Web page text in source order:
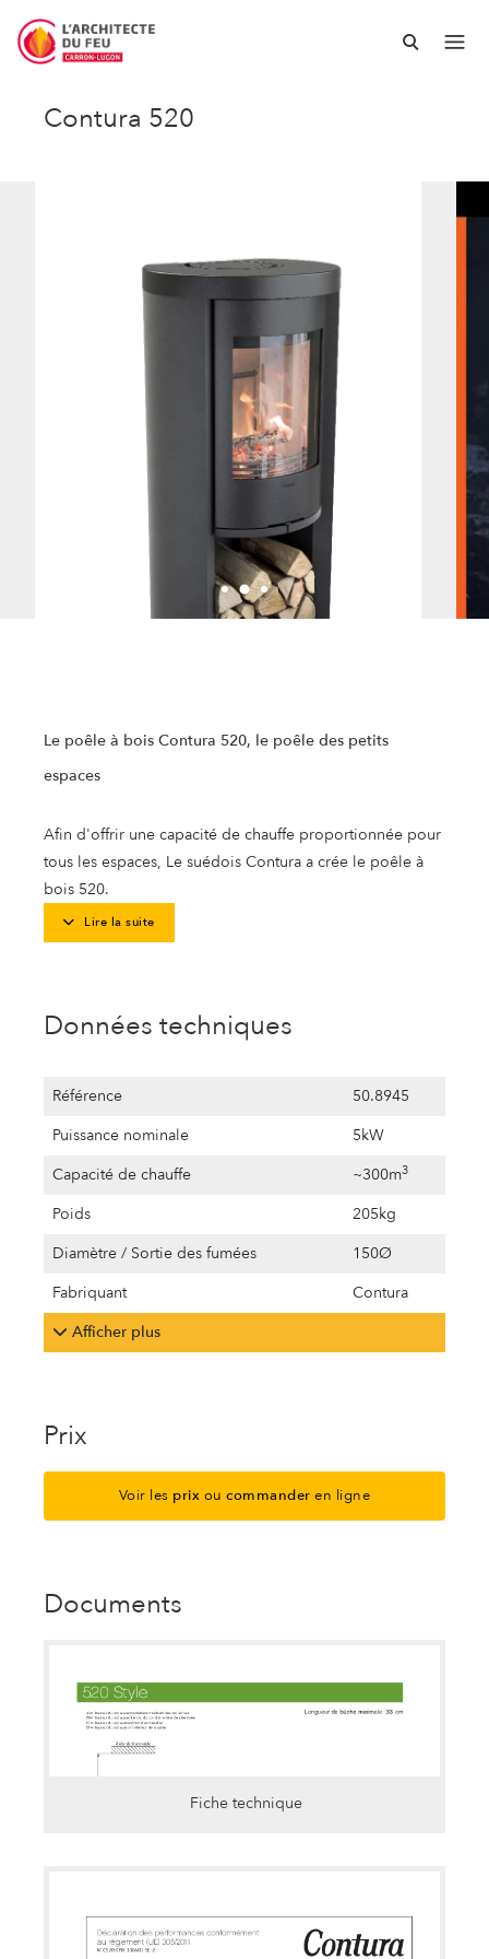
Contura 520
Le poêle à bois Contura 520, le poêle des petits
espaces
Afin d'offrir une capacité de chauffe proportionnée pour
tous les espaces, Le suédois Contura a crée le poêle à
bois 520.
Lire la suite
Données techniques
Référence
50.8945
Puissance nominale
5kW
Capacité de chauffe
~300m3
Poids
205kg
Diamètre / Sortie des fumées
150Ø
Fabriquant
Contura
Afficher plus
Prix
Voir les prix oucommander en ligne
Documents
Fiche technique